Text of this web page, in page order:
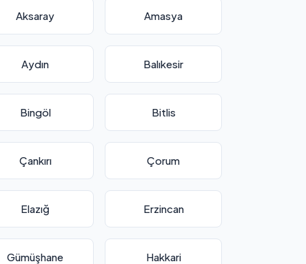
Aksaray Amasya
Aydın Balıkesir
Bingöl Bitlis
Çankırı Çorum
Elazığ Erzincan
Gümüşhane Hakkari